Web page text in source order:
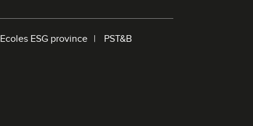
Ecoles ESG province PST&B